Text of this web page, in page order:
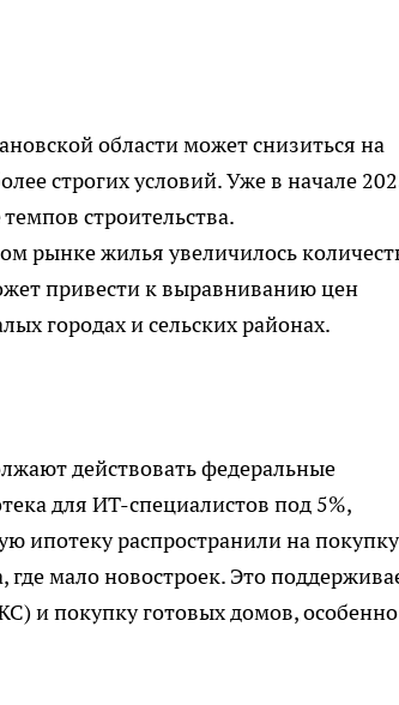
области может снизиться на
строгих условий. Уже в начале
строительства.
рынке жилья увеличилось
привести к выравниванию цен
городах и сельских районах.
действовать федеральные
для ИТ-специалистов под 5%,
ипотеку распространили на покупку
мало новостроек. Это
и покупку готовых домов, особенно